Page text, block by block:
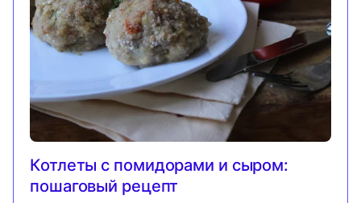
Котлеты с помидорами и сыром:
пошаговый рецепт